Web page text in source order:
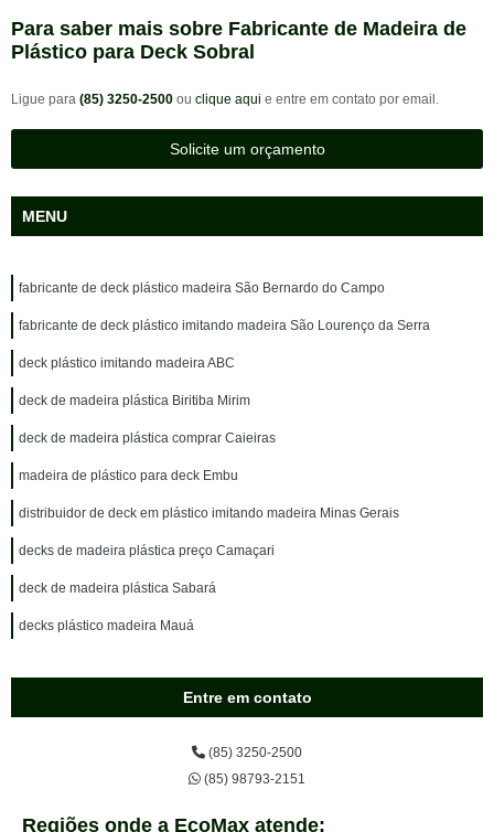
Para saber mais sobre Fabricante de Madeira de
Plástico para Deck Sobral
Ligue para (85) 3250-2500 ou clique aqui e entre em contato por email.
Solicite um orçamento
MENU
fabricante de deck plástico madeira São Bernardo do Campo
fabricante de deck plástico imitando madeira São Lourenço da Serra
deck plástico imitando madeira ABC
deck de madeira plástica Biritiba Mirim
deck de madeira plástica comprar Caieiras
madeira de plástico para deck Embu
distribuidor de deck em plástico imitando madeira Minas Gerais
decks de madeira plástica preço Camaçari
deck de madeira plástica Sabará
decks plástico madeira Mauá
Entre em contato
(85) 3250-2500
(85) 98793-2151
Regiões onde a EcoMax atende: